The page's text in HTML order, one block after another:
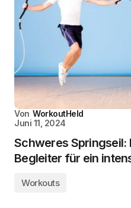
Von WorkoutHeld
Juni 11, 2024
Schweres Springseil:
Begleiter für ein
Workouts